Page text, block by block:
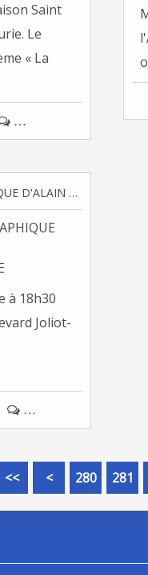
Saint
Le
« La
…
UNE EXPOSITION PHOTOGRAPHIQUE D'ALAIN ESPINOSA SUR LE RECHAUFFEMENT CLIMATIQUE
à 18h30
Joliot-
 …
<< < 200
210
220
230
240
250
260
270
280 281